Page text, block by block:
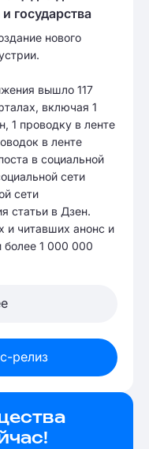
государства
нового
вышло 117
включая 1
1 проводку в ленте
в ленте
в социальной
сети
сети
статьи в Дзен.
и читавших анонс и
более 1 000 000
релиз